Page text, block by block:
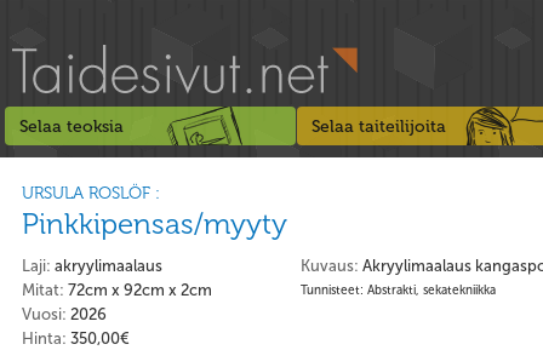
Selaa teoksia Selaa taiteilijoita
URSULA ROSLÖF :
Pinkkipensas/myyty
Kuvaus: Akryylimaalaus
Tunnisteet: Abstrakti, sekatekniikka
Laji: akryylimaalaus
Mitat: 72cm x 92cm x 2cm
Vuosi: 2026
Hinta: 350,00€